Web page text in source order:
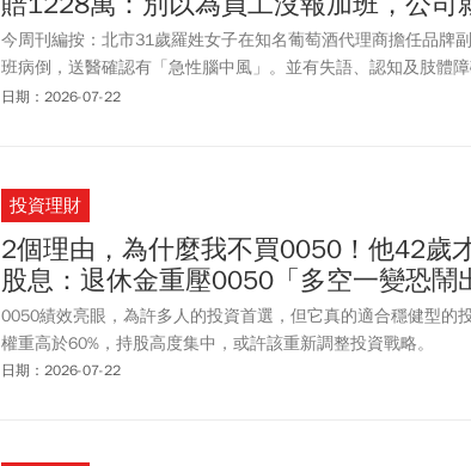
今周刊編按：北市31歲羅姓女子在知名葡萄酒代理商擔任品牌
班病倒，送醫確認有「急性腦中風」。並有失語、認知及肢體
1344萬3514元。羅女是國立中央大學學士、國立臺北藝術大學
透過同事請羅休息，但羅執意不聽、自身也有過失。據媒體綜
實際投入工作時間不能僅以正式加班申請紀錄計算，包含：活
過LINE交辦事項，假日被要求參與的相關課程，都應納入實際
前一個月確實累積97小時加班，且6月籌辦酒展期間，經常工作
公司卻未幫她減少工作量，判公司賠償1228萬餘元，全案仍可
日期：2026-07-22
投資理財
2個理由，為什麼我不買0050！他42歲
股息：退休金重壓0050「多空一變恐鬧
0050績效亮眼，為許多人的投資首選，但它真的適合穩健型的
權重高於60%，持股高度集中，或許該重新調整投資戰略。
日期：2026-07-22